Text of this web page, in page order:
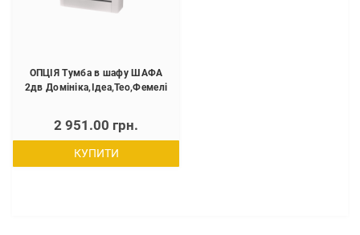
ОПЦІЯ Тумба в шафу ШАФА
2дв Домініка,Ідеа,Тео,Фемелі
2 951.00 грн.
КУПИТИ